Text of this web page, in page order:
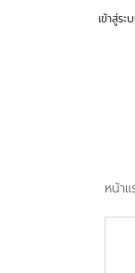
เข้าสู่ระ
หน้าแ